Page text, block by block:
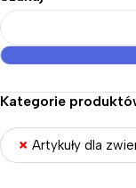
Kategorie
× Artykuły dla